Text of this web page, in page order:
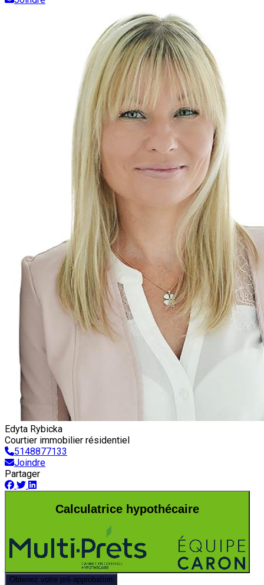
Edyta Rybicka
Courtier immobilier résidentiel
5148877133
Joindre
Partager
Calculatrice hypothécaire
Obtenez votre pré-approbation